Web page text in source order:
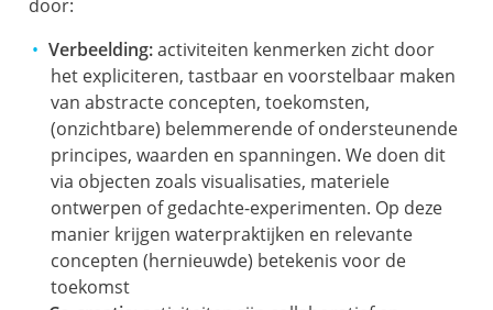
door:
Verbeelding:activiteiten kenmerken zicht door
het expliciteren, tastbaar en voorstelbaar maken
van abstracte concepten, toekomsten,
(onzichtbare) belemmerende of ondersteunende
principes, waarden en spanningen. We doen dit
via objecten zoals visualisaties, materiele
ontwerpen of gedachte-experimenten. Op deze
manier krijgen waterpraktijken en relevante
concepten (hernieuwde) betekenis voor de
toekomst